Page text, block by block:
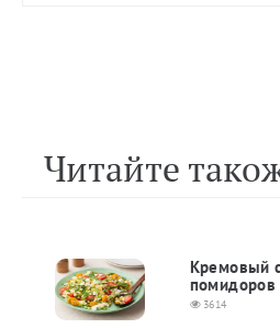
Читайте
Кремовый
помидоров
3614